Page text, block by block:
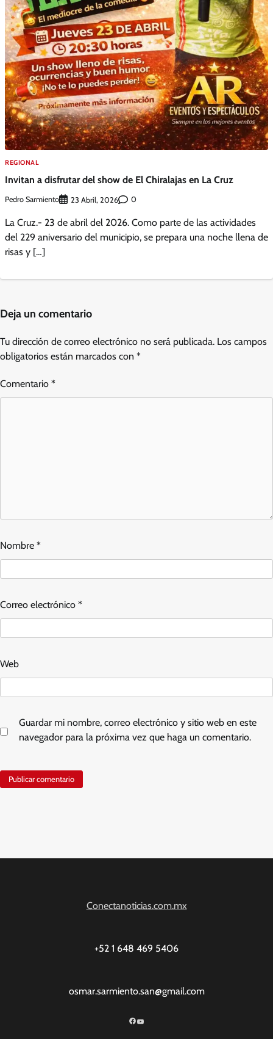
REGIONAL
Invitan a disfrutar del show de El Chiralajas en La Cruz
Pedro Sarmiento 23 Abril, 2026 0
La Cruz.- 23 de abril del 2026. Como parte de las actividades
del 229 aniversario del municipio, se prepara una noche llena de
risas y […]
Deja un comentario
Tu dirección de correo electrónico no será publicada. Los campos
obligatorios están marcados con *
Comentario *
Nombre *
Correo electrónico *
Web
Guardar mi nombre, correo electrónico y sitio web en este
navegador para la próxima vez que haga un comentario.
Conectanoticias.com.mx
+52 1 648 469 5406
osmar.sarmiento.san@gmail.com
Facebook
YouTube